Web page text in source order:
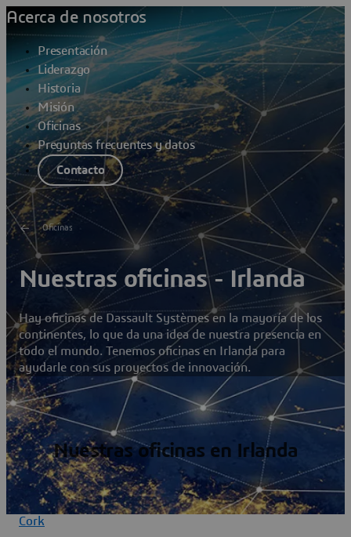
Acerca de nosotros
Presentación
Liderazgo
Historia
Misión
Oficinas
Preguntas frecuentes y datos
Contacto
Oficinas
Nuestras oficinas - Irlanda
Hay oficinas de Dassault Systèmes en la mayoría de los
continentes, lo que da una idea de nuestra presencia en
todo el mundo. Tenemos oficinas en Irlanda para
ayudarle con sus proyectos de innovación.
Nuestras oficinas en Irlanda
Cork